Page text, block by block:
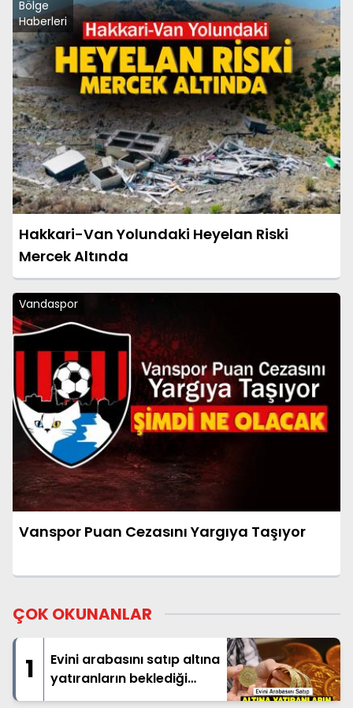
Bölge
Haberleri
Hakkari-Van Yolundaki Heyelan Riski
Mercek Altında
Vandaspor
Vanspor Puan Cezasını Yargıya Taşıyor
ÇOK OKUNANLAR
1
Evini arabasını satıp altına
yatıranların beklediği
haber geldi